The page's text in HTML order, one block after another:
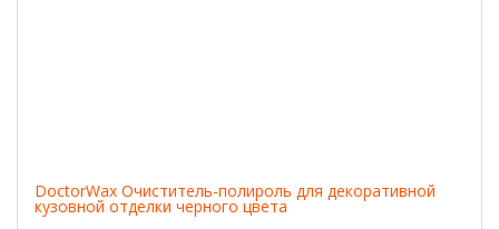
DoctorWax Очиститель-полироль для декоративной
кузовной отделки черного цвета